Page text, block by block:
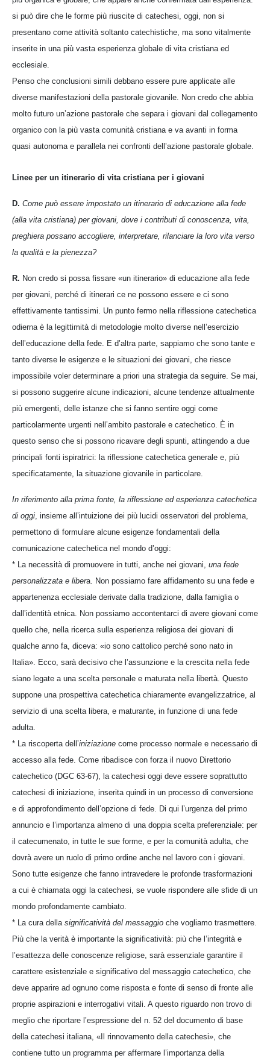
si può dire che le forme più riuscite di catechesi, oggi, non si
presentano come attività soltanto catechistiche, ma sono vitalmente
inserite in una più vasta esperienza globale di vita cristiana ed
ecclesiale.
Penso che conclusioni simili debbano essere pure applicate alle
diverse manifestazioni della pastorale giovanile. Non credo che abbia
molto futuro un’azione pastorale che separa i giovani dal collegamento
organico con la più vasta comunità cristiana e va avanti in forma
quasi autonoma e parallela nei confronti dell’azione pastorale globale.
Linee per un itinerario di vita cristiana per i giovani
D. Come può essere impostato un itinerario di educazione alla fede
(alla vita cristiana) per giovani, dove i contributi di conoscenza, vita,
preghiera possano accogliere, interpretare, rilanciare la loro vita verso
la qualità e la pienezza?
R. Non credo si possa fissare «un itinerario» di educazione alla fede
per giovani, perché di itinerari ce ne possono essere e ci sono
effettivamente tantissimi. Un punto fermo nella riflessione catechetica
odierna è la legittimità di metodologie molto diverse nell’esercizio
dell’educazione della fede. E d’altra parte, sappiamo che sono tante e
tanto diverse le esigenze e le situazioni dei giovani, che riesce
impossibile voler determinare a priori una strategia da seguire. Se mai,
si possono suggerire alcune indicazioni, alcune tendenze attualmente
più emergenti, delle istanze che si fanno sentire oggi come
particolarmente urgenti nell’ambito pastorale e catechetico. È in
questo senso che si possono ricavare degli spunti, attingendo a due
principali fonti ispiratrici: la riflessione catechetica generale e, più
specificatamente, la situazione giovanile in particolare.
In riferimento alla prima fonte, la riflessione ed esperienza catechetica
di oggi , insieme all’intuizione dei più lucidi osservatori del problema,
permettono di formulare alcune esigenze fondamentali della
comunicazione catechetica nel mondo d’oggi:
* La necessità di promuovere in tutti, anche nei giovani, una fede
personalizzata e libera. Non possiamo fare affidamento su una fede e
appartenenza ecclesiale derivate dalla tradizione, dalla famiglia o
dall’identità etnica. Non possiamo accontentarci di avere giovani come
quello che, nella ricerca sulla esperienza religiosa dei giovani di
qualche anno fa, diceva: «io sono cattolico perché sono nato in
Italia». Ecco, sarà decisivo che l’assunzione e la crescita nella fede
siano legate a una scelta personale e maturata nella libertà. Questo
suppone una prospettiva catechetica chiaramente evangelizzatrice, al
servizio di una scelta libera, e maturante, in funzione di una fede
adulta.
* La riscoperta dell’iniziazione come processo normale e necessario di
accesso alla fede. Come ribadisce con forza il nuovo Direttorio
catechetico (DGC 63-67), la catechesi oggi deve essere soprattutto
catechesi di iniziazione, inserita quindi in un processo di conversione
e di approfondimento dell’opzione di fede. Di qui l’urgenza del primo
annuncio e l’importanza almeno di una doppia scelta preferenziale: per
il catecumenato, in tutte le sue forme, e per la comunità adulta, che
dovrà avere un ruolo di primo ordine anche nel lavoro con i giovani.
Sono tutte esigenze che fanno intravedere le profonde trasformazioni
a cui è chiamata oggi la catechesi, se vuole rispondere alle sfide di un
mondo profondamente cambiato.
* La cura della significatività del messaggio che vogliamo trasmettere.
Più che la verità è importante la significatività: più che l’integrità e
l’esattezza delle conoscenze religiose, sarà essenziale garantire il
carattere esistenziale e significativo del messaggio catechetico, che
deve apparire ad ognuno come risposta e fonte di senso di fronte alle
proprie aspirazioni e interrogativi vitali. A questo riguardo non trovo di
meglio che riportare l’espressione del n. 52 del documento di base
della catechesi italiana, «Il rinnovamento della catechesi», che
contiene tutto un programma per affermare l’importanza della